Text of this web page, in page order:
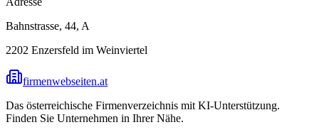
Bahnstrasse, 44, A
2202 Enzersfeld im Weinviertel
firmenwebseiten.at
Das österreichische Firmenverzeichnis mit KI-Unterstützung.
Finden Sie Unternehmen in Ihrer Nähe.